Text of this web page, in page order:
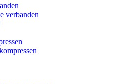
verbanden